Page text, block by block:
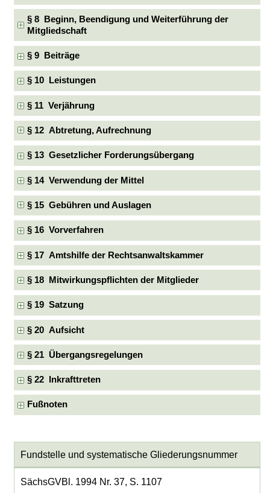
§ 8 Beginn, Beendigung und Weiterführung der
Mitgliedschaft
§ 9 Beiträge
§ 10 Leistungen
§ 11 Verjährung
§ 12 Abtretung, Aufrechnung
§ 13 Gesetzlicher Forderungsübergang
§ 14 Verwendung der Mittel
§ 15 Gebühren und Auslagen
§ 16 Vorverfahren
§ 17 Amtshilfe der Rechtsanwaltskammer
§ 18 Mitwirkungspflichten der Mitglieder
§ 19 Satzung
§ 20 Aufsicht
§ 21 Übergangsregelungen
§ 22 Inkrafttreten
Fußnoten
Fundstelle und systematische Gliederungsnummer
SächsGVBl. 1994 Nr. 37, S. 1107